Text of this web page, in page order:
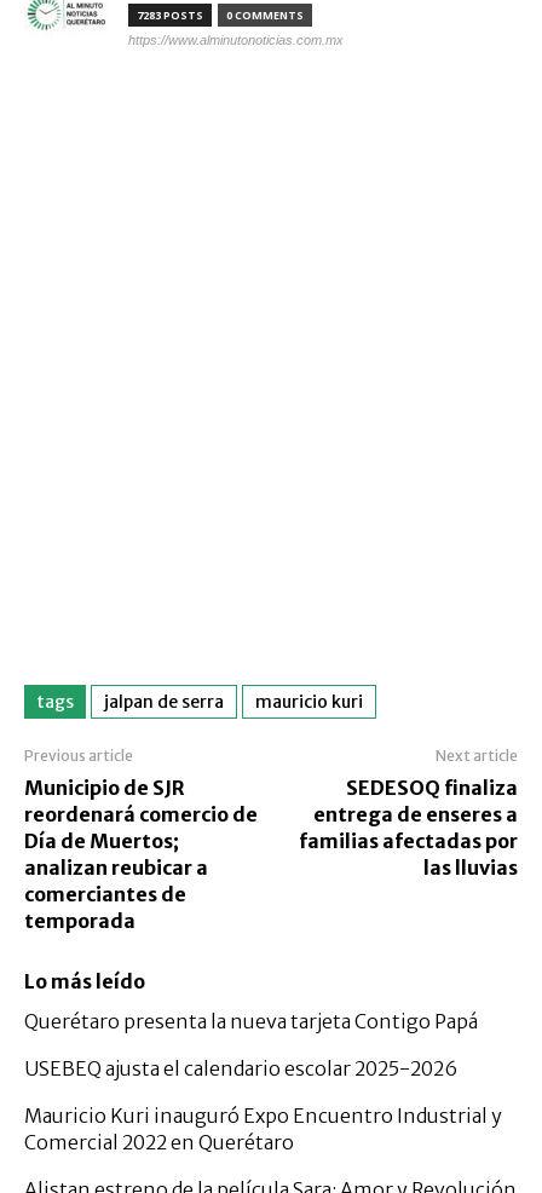
7283 POSTS 0 COMMENTS
https://www.alminutonoticias.com.mx
tags jalpan de serra mauricio kuri
Previous article
Municipio de SJR
reordenará comercio de
Día de Muertos;
analizan reubicar a
comerciantes de
temporada
Next article
SEDESOQ finaliza
entrega de enseres a
familias afectadas por
las lluvias
Lo más leído
Querétaro presenta la nueva tarjeta Contigo Papá
USEBEQ ajusta el calendario escolar 2025-2026
Mauricio Kuri inauguró Expo Encuentro Industrial y
Comercial 2022 en Querétaro